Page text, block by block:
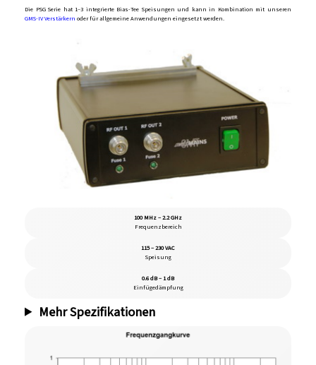
Die PSG Serie hat 1–3 integrierte Bias-Tee Speisungen und kann in Kombination mit unseren
GMS-IV Verstärkern oder für allgemeine Anwendungen eingesetzt werden.
100 MHz – 2.2 GHz
Frequenzbereich
115 – 230 VAC
Speisung
0.6 dB – 1 dB
Einfügedämpfung
Mehr Spezifikationen